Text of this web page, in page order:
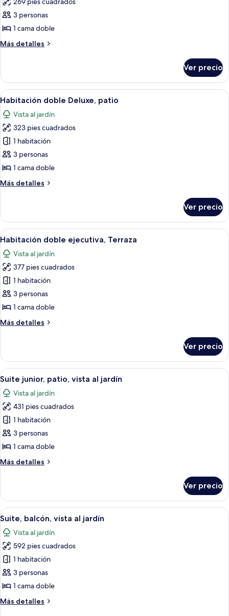
fotos
de
Habitación
doble
clásica,
al
jardín
3 personas
1 cama doble
Más detalles
Más
doble
clásica,
vista
jardín
Ver precio
Abrir
todas
las
fotos
de
Habitación
doble
patio
Dos sillas de madera y una pequeña
9
Habitación doble Deluxe, patio
Vista al jardín
323 pies cuadrados
1 habitación
3 personas
1 cama doble
Más detalles
Más
doble
Deluxe,
patio
Ver precio
Abrir
todas
las
fotos
de
Habitación
doble
Terraza
Una cama doble bien hecha con
7
Habitación doble ejecutiva, Terraza
Vista al jardín
377 pies cuadrados
1 habitación
3 personas
1 cama doble
Más detalles
Más
doble
ejecutiva,
Terraza
Ver precio
Abrir
todas
las
fotos
de
Suite
junior,
vista
Un baño moderno con bañera,
5
Suite junior, patio, vista al jardín
Vista al jardín
431 pies cuadrados
1 habitación
3 personas
1 cama doble
Más detalles
Más
junior,
patio,
vista
jardín
Ver precio
Abrir
todas
las
fotos
de
Suite,
balcón,
al
Una cama doble con ropa de cama
7
Suite, balcón, vista al jardín
Vista al jardín
592 pies cuadrados
1 habitación
3 personas
1 cama doble
Más detalles
Más